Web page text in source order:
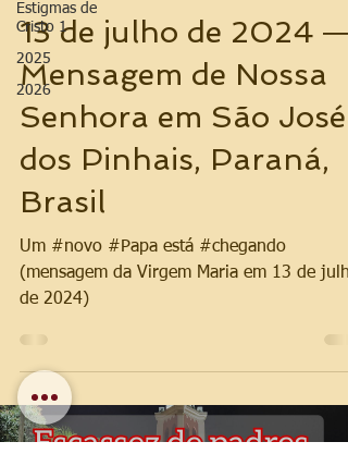
Estigmas de
Cristo 1
2025
2026
13 de julho de 2024 ―
Mensagem de Nossa
Senhora em São José
dos Pinhais, Paraná,
Brasil
Um #novo #Papa está #chegando
(mensagem da Virgem Maria em 13 de
de 2024)